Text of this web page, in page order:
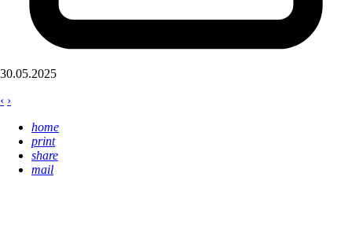
30.05.2025
‹ ›
home
print
share
mail